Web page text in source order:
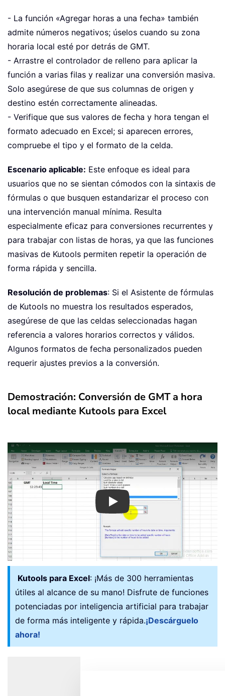
- La función «Agregar horas a una fecha» también
admite números negativos; úselos cuando su zona
horaria local esté por detrás de GMT.
- Arrastre el controlador de relleno para aplicar la
función a varias filas y realizar una conversión masiva.
Solo asegúrese de que sus columnas de origen y
destino estén correctamente alineadas.
- Verifique que sus valores de fecha y hora tengan el
formato adecuado en Excel; si aparecen errores,
compruebe el tipo y el formato de la celda.
Escenario aplicable: Este enfoque es ideal para
usuarios que no se sientan cómodos con la sintaxis de
fórmulas o que busquen estandarizar el proceso con
una intervención manual mínima. Resulta
especialmente eficaz para conversiones recurrentes y
para trabajar con listas de horas, ya que las funciones
masivas de Kutools permiten repetir la operación de
forma rápida y sencilla.
Resolución de problemas: Si el Asistente de fórmulas
de Kutools no muestra los resultados esperados,
asegúrese de que las celdas seleccionadas hagan
referencia a valores horarios correctos y válidos.
Algunos formatos de fecha personalizados pueden
requerir ajustes previos a la conversión.
Demostración: Conversión de GMT a hora
local mediante Kutools para Excel
Play
Kutools para Excel: ¡Más de 300 herramientas
útiles al alcance de su mano! Disfrute de funciones
potenciadas por inteligencia artificial para trabajar
de forma más inteligente y rápida.¡Descárguelo
ahora!